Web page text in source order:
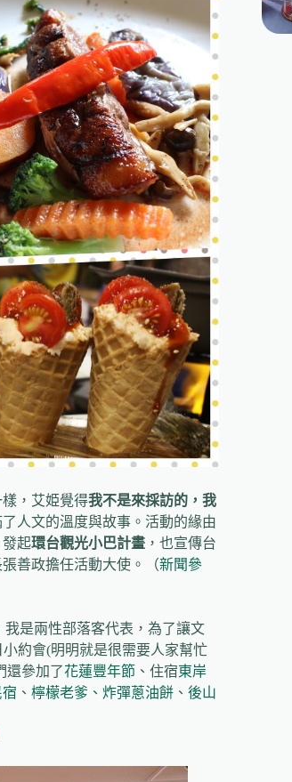
，艾姫覺得我不是來採訪的，我
人文的溫度與故事。活動的緣由
起環台觀光小巴計畫 ，也宣傳台
善政擔任活動大使。（新聞參
是兩性部落客代表，為了讓文
約會(明明就是很需要人家幫忙
還參加了花蓮豐年節 、住宿東岸
、 檸檬老爹、炸彈蔥油餅 、 後山